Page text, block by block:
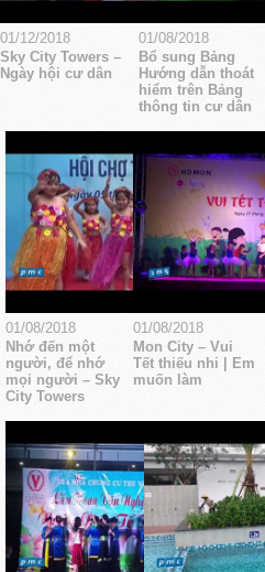
01/12/2018
Sky City Towers –
Ngày hội cư dân
01/08/2018
Bổ sung Bảng
Hướng dẫn thoát
hiểm trên Bảng
thông tin cư dân
01/08/2018
Nhớ đến một
người, để nhớ
mọi người – Sky
City Towers
01/08/2018
Mon City – Vui
Tết thiếu nhi | Em
muốn làm